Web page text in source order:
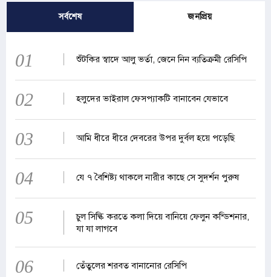
সর্বশেষ জনপ্রিয়
01 শুঁটকির স্বাদে আলু ভর্তা, জেনে নিন ব্যতিক্রমী রেসিপি
02 হলুদের ভাইরাল ফেসপ্যাকটি বানাবেন যেভাবে
03 আমি ধীরে ধীরে দেবরের উপর দুর্বল হয়ে পড়েছি
04 যে ৭ বৈশিষ্ট্য থাকলে নারীর কাছে সে সুদর্শন পুরুষ
05
চুল সিল্কি করতে কলা দিয়ে বানিয়ে ফেলুন কন্ডিশনার,
যা যা লাগবে
06 তেঁতুলের শরবত বানানোর রেসিপি